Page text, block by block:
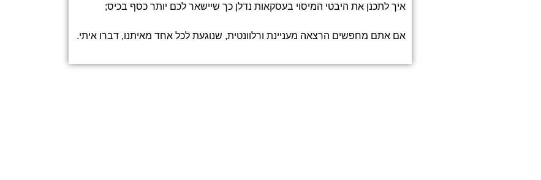
איך לתכנן את היבטי המיסוי בעסקאות נדלן כך שיישאר לכם יותר כסף בכיס;
אם אתם מחפשים הרצאה מעניינת ורלוונטית, שנוגעת לכל אחד מאיתנו, דברו איתי.